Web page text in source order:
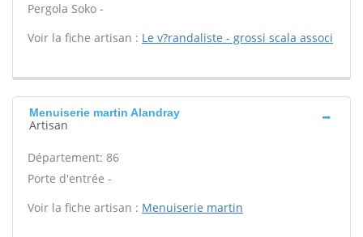
Pergola Soko -
Voir la fiche artisan : Le v?randaliste - grossi scala associ
Menuiserie martin Alandray
Artisan
Département: 86
Porte d'entrée -
Voir la fiche artisan : Menuiserie martin